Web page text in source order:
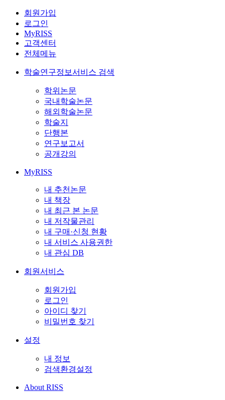
회원가입
로그인
MyRISS
고객센터
전체메뉴
학술연구정보서비스 검색
학위논문
국내학술논문
해외학술논문
학술지
단행본
연구보고서
공개강의
MyRISS
내 추천논문
내 책장
내 최근 본 논문
내 저작물관리
내 구매·신청 현황
내 서비스 사용권한
내 관심 DB
회원서비스
회원가입
로그인
아이디 찾기
비밀번호 찾기
설정
내 정보
검색환경설정
About RISS